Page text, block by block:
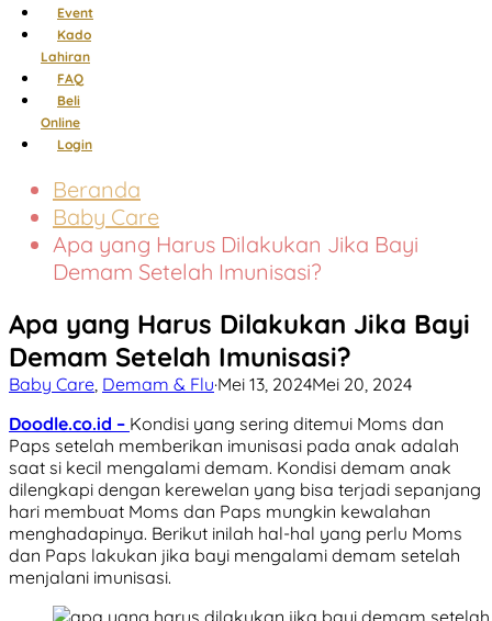
Event
Kado
Lahiran
FAQ
Beli
Online
Login
Beranda
Baby Care
Apa yang Harus Dilakukan Jika Bayi
Demam Setelah Imunisasi?
Apa yang Harus Dilakukan Jika Bayi
Demam Setelah Imunisasi?
Baby Care Demam & Flu·Mei 13, 2024Mei 20, 2024
Doodle.co.id – Kondisi yang sering ditemui Moms dan
Paps setelah memberikan imunisasi pada anak adalah
saat si kecil mengalami demam. Kondisi demam anak
dilengkapi dengan kerewelan yang bisa terjadi sepanjang
hari membuat Moms dan Paps mungkin kewalahan
menghadapinya. Berikut inilah hal-hal yang perlu Moms
dan Paps lakukan jika bayi mengalami demam setelah
menjalani imunisasi.